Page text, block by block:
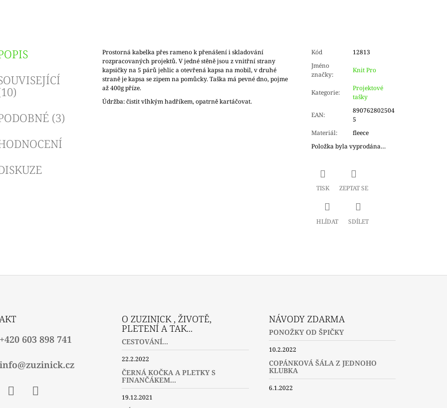
(3)
Prostorná kabelka přes rameno k přenášení i skladování
rozpracovaných projektů. V jedné stěně jsou z vnitřní strany
kapsičky na 5 párů jehlic a otevřená kapsa na mobil, v druhé
straně je kapsa se zipem na pomůcky. Taška má pevné dno, pojme
až 400g příze.
Údržba: čistit vlhkým hadříkem, opatrně kartáčovat.
Kód
12813
Jméno
značky:
Knit Pro
Kategorie:
Projektové
tašky
EAN:
890762802504
5
Materiál:
fleece
Položka byla vyprodána…
TISK ZEPTAT SE
HLÍDAT SDÍLET
+420 603 898 741
info@zuzinick.cz
O ZUZINICK , ŽIVOTĚ,
PLETENÍ A TAK...
CESTOVÁNÍ...
22.2.2022
ČERNÁ KOČKA A PLETKY S
FINANČÁKEM...
19.12.2021
NÁVODY ZDARMA
PONOŽKY OD ŠPIČKY
10.2.2022
COPÁNKOVÁ ŠÁLA Z JEDNOHO
KLUBKA
6.1.2022